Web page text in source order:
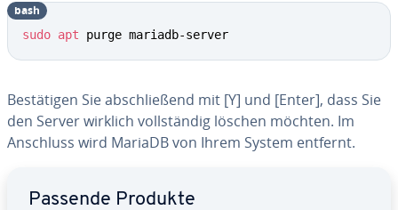
sudo apt purge mariadb-server
bash
Be­stä­ti­gen Sie ab­schlie­ßend mit [Y] und [Enter], dass Sie
den Server wirklich voll­stän­dig löschen möchten. Im
Anschluss wird MariaDB von Ihrem System entfernt.
Passende Produkte